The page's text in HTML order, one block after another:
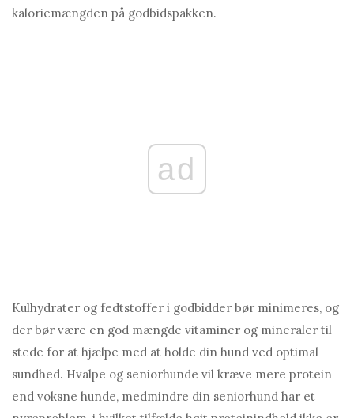
kaloriemængden på godbidspakken.
ad
Kulhydrater og fedtstoffer i godbidder bør minimeres, og
der bør være en god mængde vitaminer og mineraler til
stede for at hjælpe med at holde din hund ved optimal
sundhed. Hvalpe og seniorhunde vil kræve mere protein
end voksne hunde, medmindre din seniorhund har et